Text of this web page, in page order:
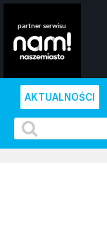
AKTUALNOŚCI